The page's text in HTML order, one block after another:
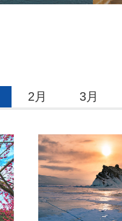
2月 3月